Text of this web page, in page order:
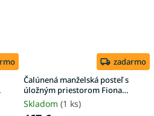
zadarmo
Čalúnená manželská posteľ s
úložným priestorom Fiona
160x200 - krémová
Skladom (1 ks)